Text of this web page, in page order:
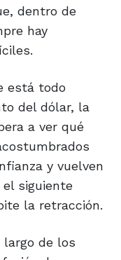
dentro de
hay
está todo
del dólar, la
a ver qué
y vuelven
siguiente
la retracción.
largo de los